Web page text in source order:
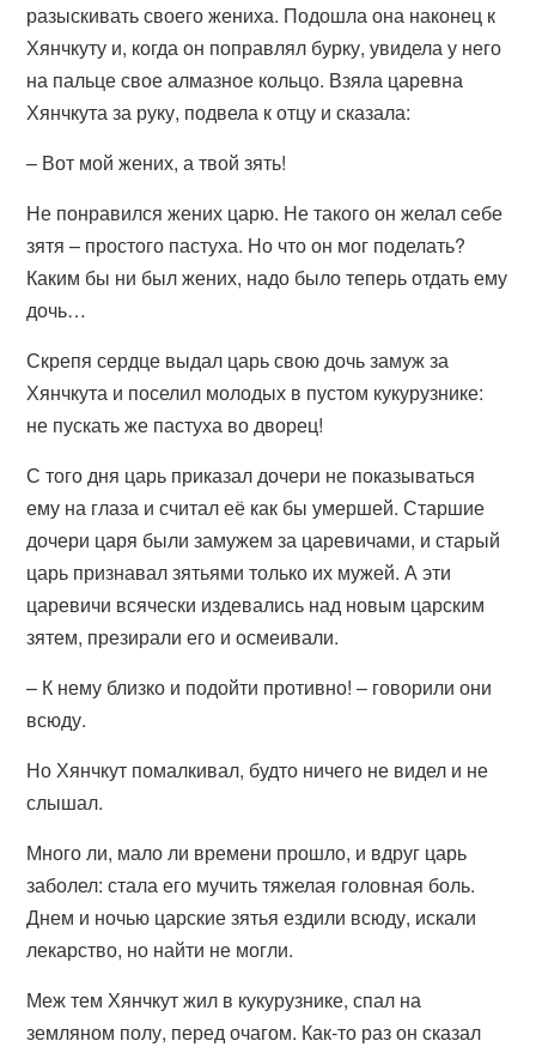
разыскивать своего жениха. Подошла она наконец к
Хянчкуту и, когда он поправлял бурку, увидела у него
на пальце свое алмазное кольцо. Взяла царевна
Хянчкута за руку, подвела к отцу и сказала:
– Вот мой жених, а твой зять!
Не понравился жених царю. Не такого он желал себе
зятя – простого пастуха. Но что он мог поделать?
Каким бы ни был жених, надо было теперь отдать ему
дочь…
Скрепя сердце выдал царь свою дочь замуж за
Хянчкута и поселил молодых в пустом кукурузнике:
не пускать же пастуха во дворец!
С того дня царь приказал дочери не показываться
ему на глаза и считал её как бы умершей. Старшие
дочери царя были замужем за царевичами, и старый
царь признавал зятьями только их мужей. А эти
царевичи всячески издевались над новым царским
зятем, презирали его и осмеивали.
– К нему близко и подойти противно! – говорили они
всюду.
Но Хянчкут помалкивал, будто ничего не видел и не
слышал.
Много ли, мало ли времени прошло, и вдруг царь
заболел: стала его мучить тяжелая головная боль.
Днем и ночью царские зятья ездили всюду, искали
лекарство, но найти не могли.
Меж тем Хянчкут жил в кукурузнике, спал на
земляном полу, перед очагом. Как-то раз он сказал